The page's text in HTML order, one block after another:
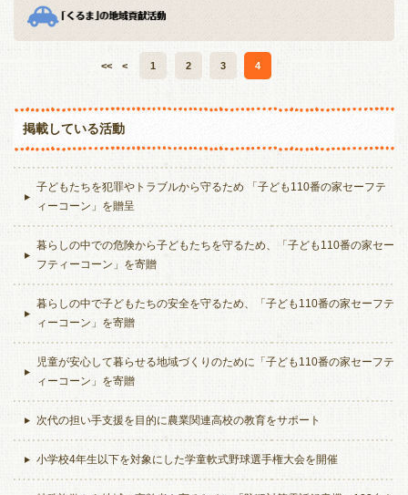
<< < 1 2 3 4
掲載している活動
子どもたちを犯罪やトラブルから守るため 「子ども110番の家セーフテ
ィーコーン」を贈呈
暮らしの中での危険から子どもたちを守るため、「子ども110番の家セー
フティーコーン」を寄贈
暮らしの中で子どもたちの安全を守るため、「子ども110番の家セーフテ
ィーコーン」を寄贈
児童が安心して暮らせる地域づくりのために「子ども110番の家セーフテ
ィーコーン」を寄贈
次代の担い手支援を目的に農業関連高校の教育をサポート
小学校4年生以下を対象にした学童軟式野球選手権大会を開催